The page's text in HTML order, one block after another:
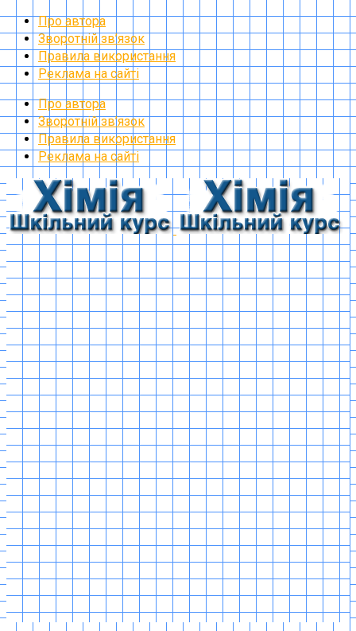
Про автора
Зворотній зв’язок
Правила використання
Реклама на сайті
Про автора
Зворотній зв’язок
Правила використання
Реклама на сайті